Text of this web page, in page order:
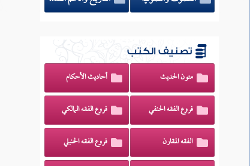
تصنيف الكتب
متون الحديث أحاديث الأحكام
فروع الفقه الحنفي فروع الفقه المالكي
الفقه المقارن فروع الفقه الحنبلي